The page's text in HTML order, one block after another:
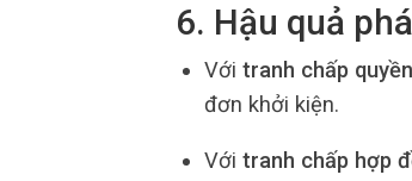
6. Hậu quả
Với tranh chấp
đơn khởi kiện.
Với tranh chấp hợp